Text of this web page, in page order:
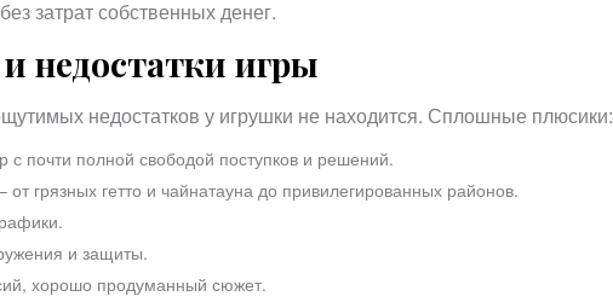
затрат собственных денег.
недостатки игры
недостатков у игрушки не находится. Сплошные плюсики:
почти полной свободой поступков и решений.
от грязных гетто и чайнатауна до привилегированных районов.
и защиты.
хорошо продуманный сюжет.